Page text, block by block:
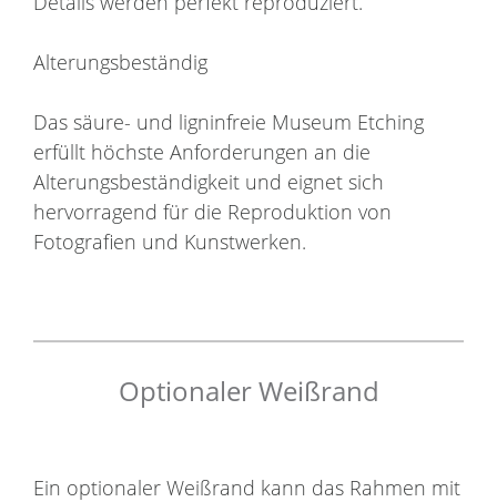
Alterungsbeständig
Das säure- und ligninfreie Museum Etching
erfüllt höchste Anforderungen an die
Alterungsbeständigkeit und eignet sich
hervorragend für die Reproduktion von
Fotografien und Kunstwerken.
Optionaler Weißrand
Ein optionaler Weißrand kann das Rahmen mit